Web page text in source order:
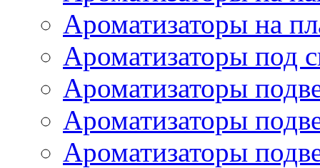
Ароматизаторы на
Ароматизаторы под
Ароматизаторы
Ароматизаторы
Ароматизаторы